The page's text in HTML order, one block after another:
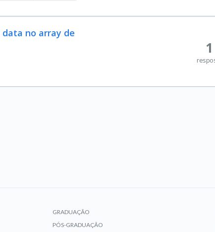
no array de
1
GRADUAÇÃO
PÓS-GRADUAÇÃO